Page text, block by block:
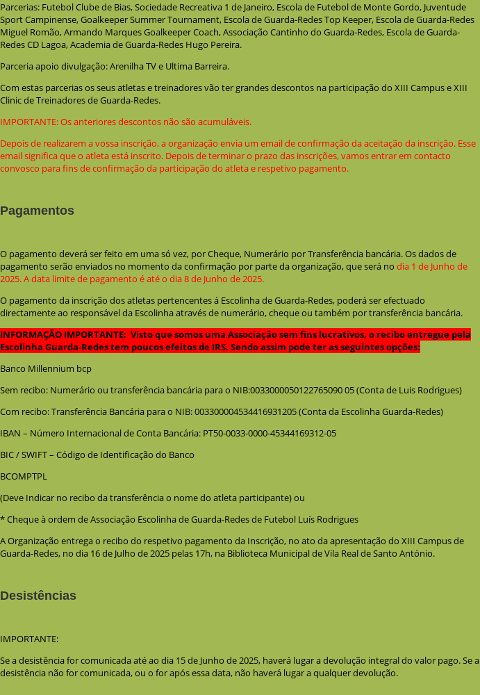
Parcerias: Futebol Clube de Bias, Sociedade Recreativa 1 de Janeiro, Escola de Futebol de Monte Gordo, Juventude
Sport Campinense, Goalkeeper Summer Tournament, Escola de Guarda-Redes Top Keeper, Escola de Guarda-Redes
Miguel Romão, Armando Marques Goalkeeper Coach, Associação Cantinho do Guarda-Redes, Escola de Guarda-
Redes CD Lagoa, Academia de Guarda-Redes Hugo Pereira.
Parceria apoio divulgação: Arenilha TV e Ultima Barreira.
Com estas parcerias os seus atletas e treinadores vão ter grandes descontos na participação do XIII Campus e XIII
Clinic de Treinadores de Guarda-Redes.
IMPORTANTE: Os anteriores descontos não são acumuláveis.
Depois de realizarem a vossa inscrição, a organização envia um email de confirmação da aceitação da inscrição. Esse
email significa que o atleta está inscrito. Depois de terminar o prazo das inscrições, vamos entrar em contacto
convosco para fins de confirmação da participação do atleta e respetivo pagamento.
Pagamentos
O pagamento deverá ser feito em uma só vez, por Cheque, Numerário por Transferência bancária. Os dados de
pagamento serão enviados no momento da confirmação por parte da organização, que será no dia 1 de Junho de
2025. A data limite de pagamento é até o dia 8 de Junho de 2025.
O pagamento da inscrição dos atletas pertencentes á Escolinha de Guarda-Redes, poderá ser efectuado
directamente ao responsável da Escolinha através de numerário, cheque ou também por transferência bancária.
INFORMAÇÃO IMPORTANTE: Visto que somos uma Associação sem fins lucrativos, o recibo entregue pela
Escolinha Guarda-Redes tem poucos efeitos de IRS. Sendo assim pode ter as seguintes opções:
Banco Millennium bcp
Sem recibo: Numerário ou transferência bancária para o NIB:0033000050122765090 05 (Conta de Luis Rodrigues)
Com recibo: Transferência Bancária para o NIB: 003300004534416931205 (Conta da Escolinha Guarda-Redes)
IBAN – Número Internacional de Conta Bancária: PT50-0033-0000-45344169312-05
BIC / SWIFT – Código de Identificação do Banco
BCOMPTPL
(Deve Indicar no recibo da transferência o nome do atleta participante) ou
* Cheque à ordem de Associação Escolinha de Guarda-Redes de Futebol Luís Rodrigues
A Organização entrega o recibo do respetivo pagamento da Inscrição, no ato da apresentação do XIII Campus de
Guarda-Redes, no dia 16 de Julho de 2025 pelas 17h, na Biblioteca Municipal de Vila Real de Santo António.
Desistências
IMPORTANTE:
Se a desistência for comunicada até ao dia 15 de Junho de 2025, haverá lugar a devolução integral do valor pago. Se a
desistência não for comunicada, ou o for após essa data, não haverá lugar a qualquer devolução.